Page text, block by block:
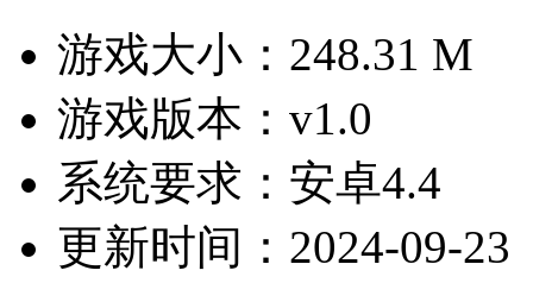
游戏大小：248.31 M
游戏版本：v1.0
系统要求：安卓4.4
更新时间：2024-09-23